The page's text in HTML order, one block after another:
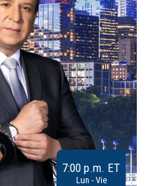
7:00 p.m. ET
Lun - Vie